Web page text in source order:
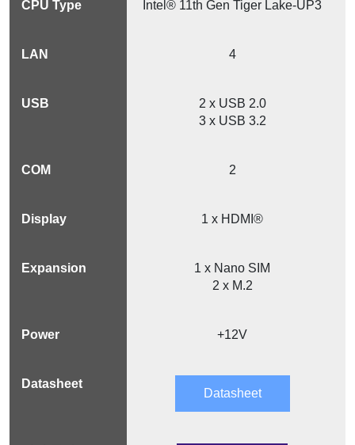
Intel® 11th Gen Tiger Lake-UP3
4
2 x USB 2.0
3 x USB 3.2
2
1 x HDMI®
1 x Nano SIM
2 x M.2
+12V
Datasheet